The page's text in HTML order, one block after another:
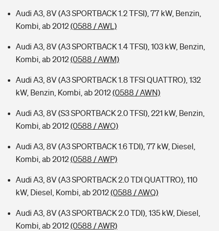
Audi A3, 8V (A3 SPORTBACK 1.2 TFSI), 77 kW, Benzin,
Kombi, ab 2012(0588 / AWL)
Audi A3, 8V (A3 SPORTBACK 1.4 TFSI), 103 kW, Benzin,
Kombi, ab 2012(0588 / AWM)
Audi A3, 8V (A3 SPORTBACK 1.8 TFSI QUATTRO), 132
kW, Benzin, Kombi, ab 2012(0588 / AWN)
Audi A3, 8V (S3 SPORTBACK 2.0 TFSI), 221 kW, Benzin,
Kombi, ab 2012(0588 / AWO)
Audi A3, 8V (A3 SPORTBACK 1.6 TDI), 77 kW, Diesel,
Kombi, ab 2012(0588 / AWP)
Audi A3, 8V (A3 SPORTBACK 2.0 TDI QUATTRO), 110
kW, Diesel, Kombi, ab 2012(0588 / AWQ)
Audi A3, 8V (A3 SPORTBACK 2.0 TDI), 135 kW, Diesel,
Kombi, ab 2012(0588 / AWR)